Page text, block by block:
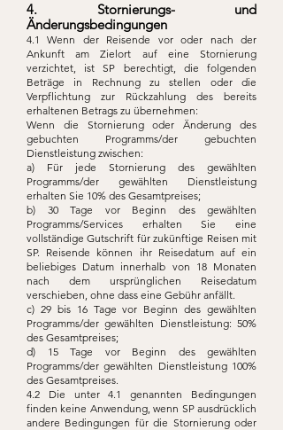
4. Stornierungs- und
Änderungsbedingungen
4.1 Wenn der Reisende vor oder nach der
Ankunft am Zielort auf eine Stornierung
verzichtet, ist SP berechtigt, die folgenden
Beträge in Rechnung zu stellen oder die
Verpflichtung zur Rückzahlung des bereits
erhaltenen Betrags zu übernehmen:
Wenn die Stornierung oder Änderung des
gebuchten Programms/der gebuchten
Dienstleistung zwischen:
a) Für jede Stornierung des gewählten
Programms/der gewählten Dienstleistung
erhalten Sie 10% des Gesamtpreises;
b) 30 Tage vor Beginn des gewählten
Programms/Services erhalten Sie eine
vollständige Gutschrift für zukünftige Reisen mit
SP. Reisende können ihr Reisedatum auf ein
beliebiges Datum innerhalb von 18 Monaten
nach dem ursprünglichen Reisedatum
verschieben, ohne dass eine Gebühr anfällt.
c) 29 bis 16 Tage vor Beginn des gewählten
Programms/der gewählten Dienstleistung: 50%
des Gesamtpreises;
d) 15 Tage vor Beginn des gewählten
Programms/der gewählten Dienstleistung 100%
des Gesamtpreises.
4.2 Die unter 4.1 genannten Bedingungen
finden keine Anwendung, wenn SP ausdrücklich
andere Bedingungen für die Stornierung oder